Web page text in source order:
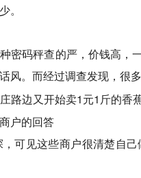
。
密码秤查的严，价钱高
风。而经过调查发现，很
户的回答
可见这些商户很清楚自